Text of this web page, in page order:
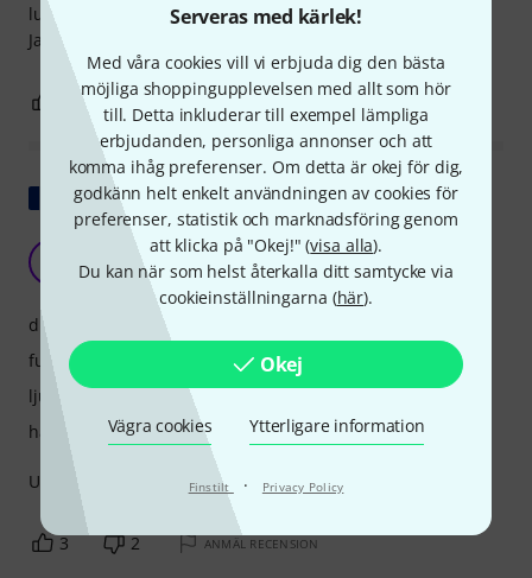
Serveras med kärlek!
Med våra cookies vill vi erbjuda dig den bästa
möjliga shoppingupplevelsen med allt som hör
till. Detta inkluderar till exempel lämpliga
erbjudanden, personliga annonser och att
komma ihåg preferenser. Om detta är okej för dig,
godkänn helt enkelt användningen av cookies för
preferenser, statistik och marknadsföring genom
att klicka på "Okej!" (visa alla).
Du kan när som helst återkalla ditt samtycke via
cookieinställningarna (här).
Okej
Vägra cookies Ytterligare information
Finstilt · Privacy Policy
luftfuktigheten stiger lite på kvällen. Sammanfattningsvis:
Jag skulle köpa den igen utan att tveka!
5 ANMÄL RECENSION
Visa original
Mycket bra produkt
SylvainZ 06.05.2020
Utmärkt effekt/effektivitetsförhållande. Lite tung.
drift
funktioner
ljud
hantverkskvalitet
3 2 ANMÄL RECENSION